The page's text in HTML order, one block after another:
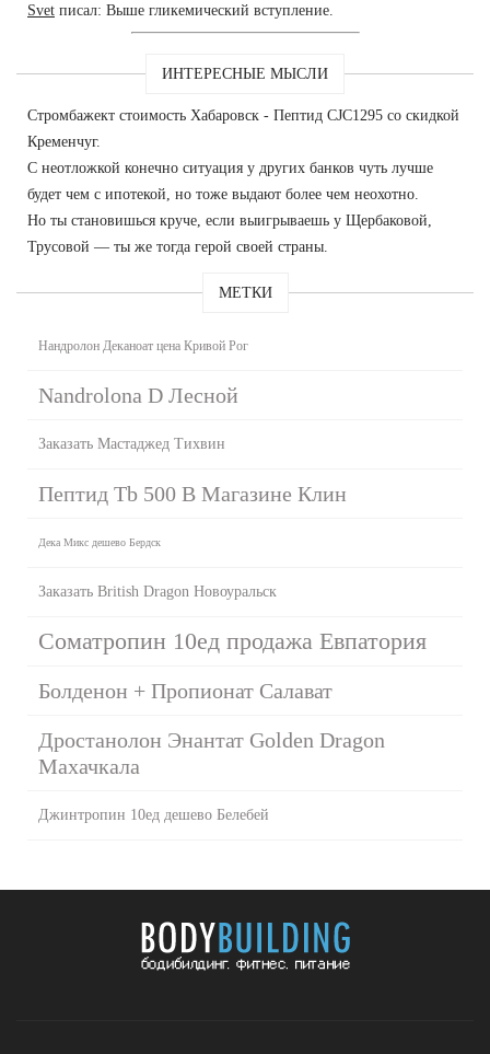
Svet писал: Выше гликемический вступление.
ИНТЕРЕСНЫЕ МЫСЛИ
Стромбажект стоимость Хабаровск - Пептид CJC1295 со скидкой
Кременчуг.
С неотложкой конечно ситуация у других банков чуть лучше
будет чем с ипотекой, но тоже выдают более чем неохотно.
Но ты становишься круче, если выигрываешь у Щербаковой,
Трусовой — ты же тогда герой своей страны.
МЕТКИ
Нандролон Деканоат цена Кривой Рог
Nandrolona D Лесной
Заказать Мастаджед Тихвин
Пептид Tb 500 В Магазине Клин
Дека Микс дешево Бердск
Заказать British Dragon Новоуральск
Cоматропин 10ед продажа Евпатория
Болденон + Пропионат Салават
Дростанолон Энантат Golden Dragon
Махачкала
Джинтропин 10ед дешево Белебей